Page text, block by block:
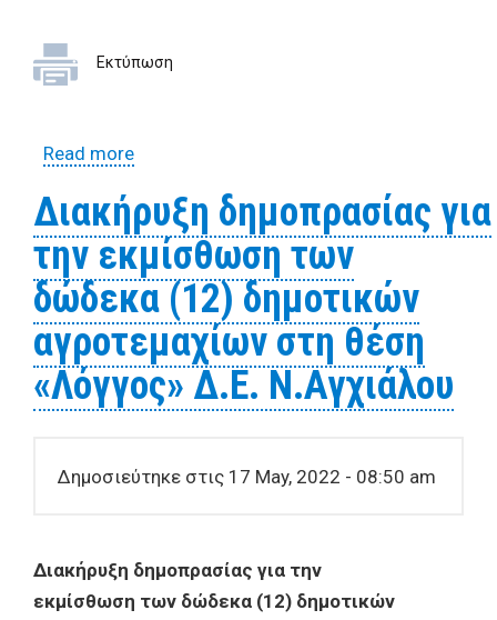
Εκτύπωση
Read moreabout ΔΙΑΚΗΡΥΞΗ ΓΙΑ ΤΗΝ
ΚΑΤΑΣΤΗΜΑΤΟΣ ΥΓΕΙΟΝΟΜΙΚΟΥ
ΕΝΔΙΑΦΕΡΟΝΤΟΣ ΣΤΗΝ ΠΡΟΕΚΤΑΣΗ ΤΗΣ
ΟΔΟΥ ΙΑΤΡΟΥ ΤΖΑΝΟΥ ΣΤΟ ΠΑΡΑΛΙΑΚΟ
ΠΑΡΚΟ ΑΝΑΥΡΟΥ
Διακήρυξη δημοπρασίας για
την εκμίσθωση των
δώδεκα (12) δημοτικών
αγροτεμαχίων στη θέση
«Λόγγος» Δ.Ε. Ν.Αγχιάλου
Δημοσιεύτηκε στις 17 May, 2022 - 08:50 am
Διακήρυξη δημοπρασίας για την
εκμίσθωση των δώδεκα (12) δημοτικών